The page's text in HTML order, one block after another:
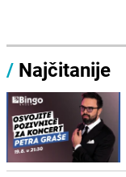
/ Najčitanije